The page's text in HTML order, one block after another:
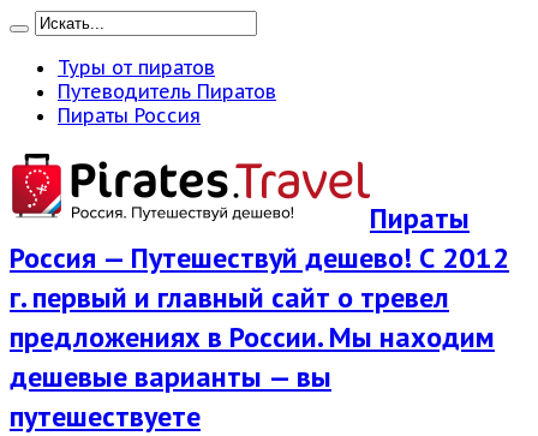
Туры от пиратов
Путеводитель Пиратов
Пираты Россия
Пираты
Россия — Путешествуй дешево! С 2012
г. первый и главный сайт о тревел
предложениях в России. Мы находим
дешевые варианты — вы
путешествуете